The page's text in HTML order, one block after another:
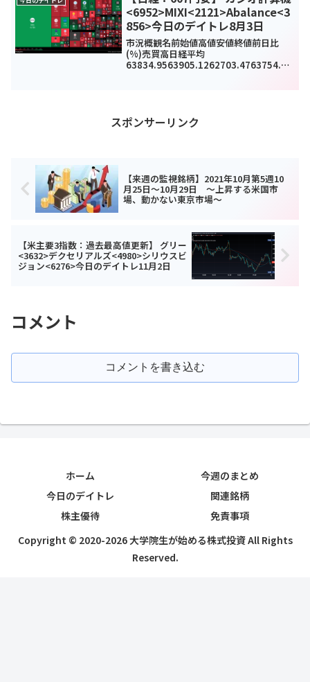
<6952>MIXI<2121>Abalance<3
856>今日のデイトレ8月3日
市況概観名前始値高値安値終値前日比
(%)売買高日経平均
63834.9563905.1262703.4763754.9-
スポンサーリンク
【来週の監視銘柄】2021年10月第5週10
月25日～10月29日 ～上昇する米国市
場、動かない東京市場～
【米主要3指数：過去最高値更新】 グリー
<3632>デクセリアルズ<4980>シリウスビ
ジョン<6276>今日のデイトレ11月2日
コメント
コメントを書き込む
ホーム
今週のまとめ
今日のデイトレ
関連銘柄
株主優待
免責事項
Copyright © 2020-2026 大学院生が始める株式投資 All Rights
Reserved.